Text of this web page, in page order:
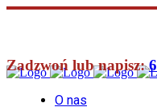
Zadzwoń lub napisz:
O nas